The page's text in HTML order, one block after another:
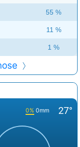
55 %
11 %
1 %
0% 0mm 27°